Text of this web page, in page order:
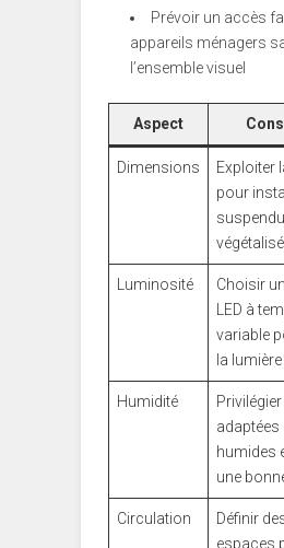
Prévoir un accès
appareils ménagers
l’ensemble visuel
Aspect
Dimensions
Exploiter
pour
Luminosité
Choisir
LED à
variable
la
Humidité
adaptées
humides
une
Circulation
Définir
espaces